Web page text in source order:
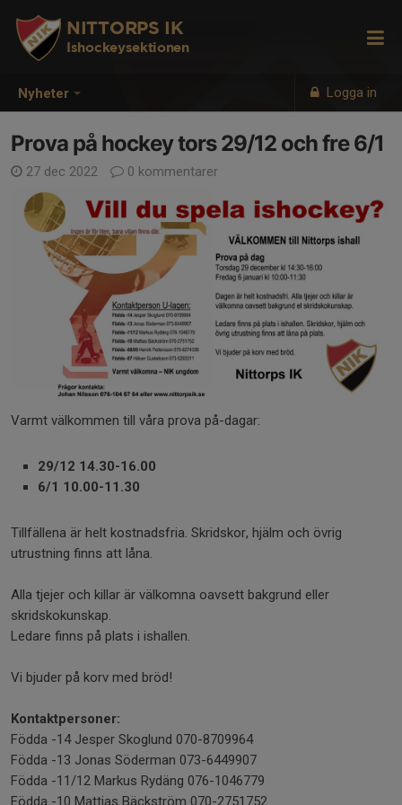
Nyheter Logga in
NITTORPS IK
Ishockeysektionen
Prova på hockey tors 29/12 och fre 6/1
27 dec 2022 0 kommentarer
Varmt välkommen till våra prova på-dagar:
29/12 14.30-16.00
6/1 10.00-11.30
Tillfällena är helt kostnadsfria. Skridskor, hjälm och övrig
utrustning finns att låna.
Alla tjejer och killar är välkomna oavsett bakgrund eller
skridskokunskap.
Ledare finns på plats i ishallen.
Vi bjuder på korv med bröd!
Kontaktpersoner:
Födda -14 Jesper Skoglund 070-8709964
Födda -13 Jonas Söderman 073-6449907
Födda -11/12 Markus Rydäng 076-1046779
Födda -10 Mattias Bäckström 070-2751752